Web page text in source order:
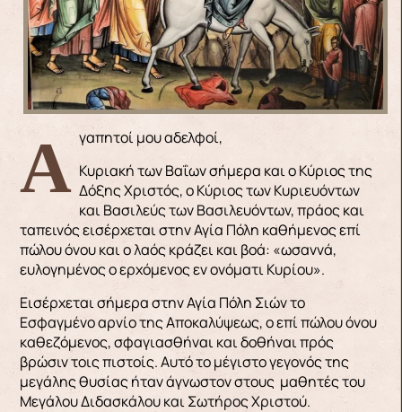
Αγαπητοί μου αδελφοί,
Κυριακή των Βαΐων σήμερα και ο Κύριος της
Δόξης Χριστός, ο Κύριος των Κυριευόντων
και Βασιλεύς των Βασιλευόντων, πράος και
ταπεινός εισέρχεται στην Αγία Πόλη καθήμενος επί
πώλου όνου και ο λαός κράζει και βοά: «ωσαννά,
ευλογημένος ο ερχόμενος εν ονόματι Κυρίου».
Εισέρχεται σήμερα στην Αγία Πόλη Σιών το
Εσφαγμένο αρνίο της Αποκαλύψεως, ο επί πώλου όνου
καθεζόμενος, σφαγιασθήναι και δοθήναι πρός
βρώσιν τοις πιστοίς. Αυτό το μέγιστο γεγονός της
μεγάλης θυσίας ήταν άγνωστον στους μαθητές του
Μεγάλου Διδασκάλου και Σωτήρος Χριστού.